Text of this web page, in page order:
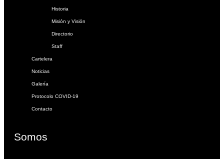
Historia
Misión y Visión
Directorio
Staff
Cartelera
Noticias
Galería
Protocolo COVID-19
Contacto
Somos